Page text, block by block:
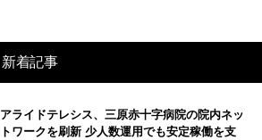
新着記事
アライドテレシス、三原赤十字病院の院内ネッ
トワークを刷新 少人数運用でも安定稼働を支